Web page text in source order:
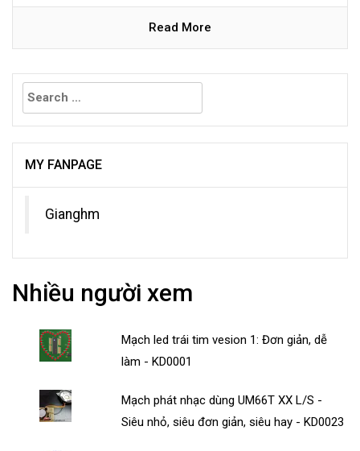
Read More
Search
for:
MY FANPAGE
Gianghm
Nhiều người xem
Mạch led trái tim vesion 1: Đơn giản, dễ
làm - KD0001
Mạch phát nhạc dùng UM66T XX L/S -
Siêu nhỏ, siêu đơn giản, siêu hay - KD0023